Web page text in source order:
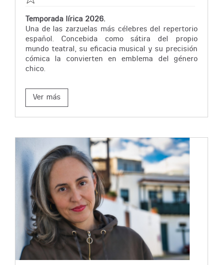
Temporada lírica 2026.
Una de las zarzuelas más célebres del repertorio
español. Concebida como sátira del propio
mundo teatral, su eficacia musical y su precisión
cómica la convierten en emblema del género
chico.
Ver más